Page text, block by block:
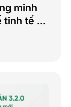
minh
tinh tế –